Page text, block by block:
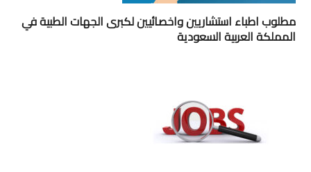
مطلوب اطباء استشاريين واخصائيين لكبرى الجهات الطبية في
المملكة العربية السعودية